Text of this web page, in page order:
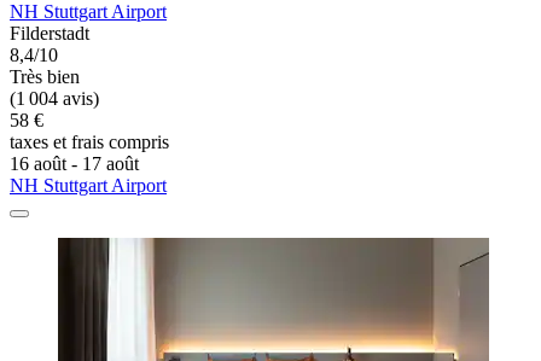
NH Stuttgart Airport
Filderstadt
8,4/10
Très bien
(1 004 avis)
58 €
taxes et frais compris
16 août - 17 août
NH Stuttgart Airport